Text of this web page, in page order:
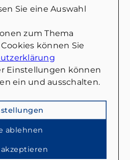
Sie eine Auswahl
zum Thema
können Sie
Einstellungen können
ein und ausschalten.
ablehnen